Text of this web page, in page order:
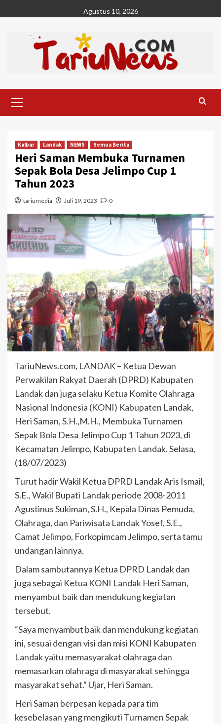
to
Agustus 10, 2026
Menu
Kalbar Landak NEWS Semua Berita
Heri Saman Membuka Turnamen
Sepak Bola Desa Jelimpo Cup 1
Tahun 2023
tariumedia Juli 19, 2023 0
TariuNews.com, LANDAK – Ketua Dewan
Perwakilan Rakyat Daerah (DPRD) Kabupaten
Landak dan juga selaku Ketua Komite Olahraga
Nasional Indonesia (KONI) Kabupaten Landak,
Heri Saman, S.H.,M.H., Membuka Turnamen
Sepak Bola Desa Jelimpo Cup 1 Tahun 2023, di
Kecamatan Jelimpo, Kabupaten Landak. Selasa,
(18/07/2023)
Turut hadir Wakil Ketua DPRD Landak Aris Ismail,
S.E., Wakil Bupati Landak periode 2008-2011
Agustinus Sukiman, S.H., Kepala Dinas Pemuda,
Olahraga, dan Pariwisata Landak Yosef, S.E.,
Camat Jelimpo, Forkopimcam Jelimpo, serta tamu
undangan lainnya.
Dalam sambutannya Ketua DPRD Landak dan
juga sebagai Ketua KONI Landak Heri Saman,
menyambut baik dan mendukung kegiatan
tersebut.
“Saya menyambut baik dan mendukung kegiatan
ini, sesuai dengan visi dan misi KONI Kabupaten
Landak yaitu memasyarakat olahraga dan
memasarkan olahraga di masyarakat sehingga
masyarakat sehat.” Ujar, Heri Saman.
Heri Saman berpesan kepada para tim
kesebelasan yang mengikuti Turnamen Sepak